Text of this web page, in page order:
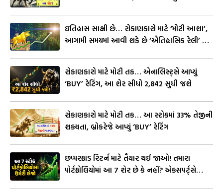
ઇતિહાસ સાક્ષી છે… રોકાણકારો માટે ‘મોટી આશા’,
આગામી સમયમાં આવી શકે છે ‘ઐતિહાસિક રેલી’ –
રોકાણકારો માટે મોટી તક… એનાલિસ્ટ્સે આપ્યું
‘BUY’ રેટિંગ, આ શેર સીધો ₹2,842 સુધી જશે
રોકાણકારો માટે મોટી તક… આ સ્ટોકમાં 33% તેજીની
શક્યતા, બ્રોકરેજે આપ્યું ‘BUY’ રેટિંગ
છપ્પરફાડ રિટર્ન માટે તૈયાર થઈ જાઓ! તમારા
પોર્ટફોલિયોમાં આ 7 શેર છે કે નહીં? એક્સપર્ટ્સે